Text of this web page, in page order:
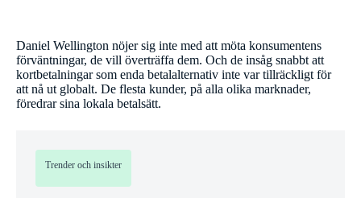
Daniel Wellington nöjer sig inte med att möta konsumentens
förväntningar, de vill överträffa dem. Och de insåg snabbt att
kortbetalningar som enda betalalternativ inte var tillräckligt för
att nå ut globalt. De flesta kunder, på alla olika marknader,
föredrar sina lokala betalsätt.
Trender och insikter